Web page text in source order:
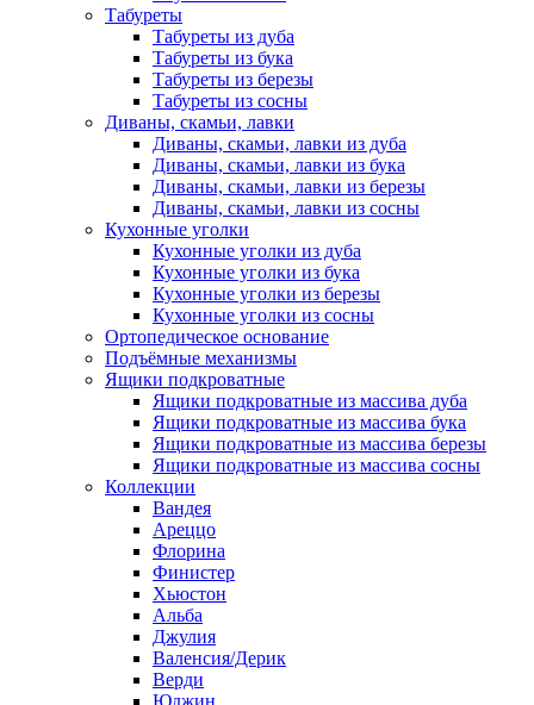
Табуреты
Табуреты из дуба
Табуреты из бука
Табуреты из березы
Табуреты из сосны
Диваны, скамьи, лавки
Диваны, скамьи, лавки из дуба
Диваны, скамьи, лавки из бука
Диваны, скамьи, лавки из березы
Диваны, скамьи, лавки из сосны
Кухонные уголки
Кухонные уголки из дуба
Кухонные уголки из бука
Кухонные уголки из березы
Кухонные уголки из сосны
Ортопедическое основание
Подъёмные механизмы
Ящики подкроватные
Ящики подкроватные из массива дуба
Ящики подкроватные из массива бука
Ящики подкроватные из массива березы
Ящики подкроватные из массива сосны
Коллекции
Вандея
Ареццо
Флорина
Финистер
Хьюстон
Альба
Джулия
Валенсия/Дерик
Верди
Юджин